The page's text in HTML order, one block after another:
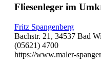
Fliesenleger im
Fritz Spangenberg
Bachstr. 21, 34537 Bad
(05621) 4700
https://www.maler-